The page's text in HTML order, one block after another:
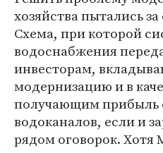
хозяйства пытались
Схема, при которой
водоснабжения
инвесторам,
модернизацию и в
получающим прибыль
водоканалов, если и
рядом оговорок. Хотя